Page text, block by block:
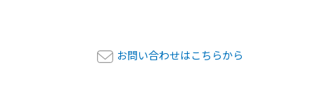
お問い合わせはこちらから